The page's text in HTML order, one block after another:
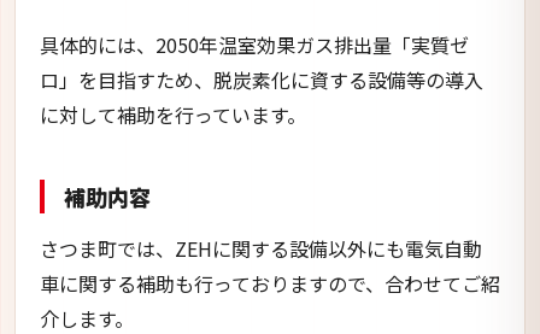
ネット・ゼロ・エネルギー・ハウス
住宅用太陽光発電システム
※定置用リチウムイオン蓄電池と同時
１kwあたり1